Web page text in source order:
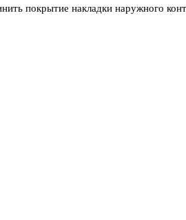
покрытие накладки наружного